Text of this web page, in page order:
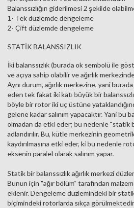
Balanssızlığın giderilmesi 2 şekilde
1- Tek düzlemde dengeleme
2- Çift düzlemde dengeleme
STATİK BALANSSIZLIK
İki balanssızlık (burada ok sembolü ile
ve açıya sahip olabilir ve ağırlık
Aynı durum, ağırlık merkezine, yani
eden tek fakat iki katı büyük bir
böyle bir rotor iki uç üstüne
gelene kadar salınım yapacaktır. Yani bu
olmadan da etki eder; bu nedenle "statik
adlandırılır. Bu, kütle merkezinin
kaydırılmasına etki eder, ki bu nedenle
eksenin paralel olarak salınım yapar.
Statik bir balanssızlık ağırlık merkezi
Bunun için "ağır bölüm" tarafından
eklenir. Dengeleme düzlemindeki bir
biçimindeki rotorlarda sıkça görülmektedir.